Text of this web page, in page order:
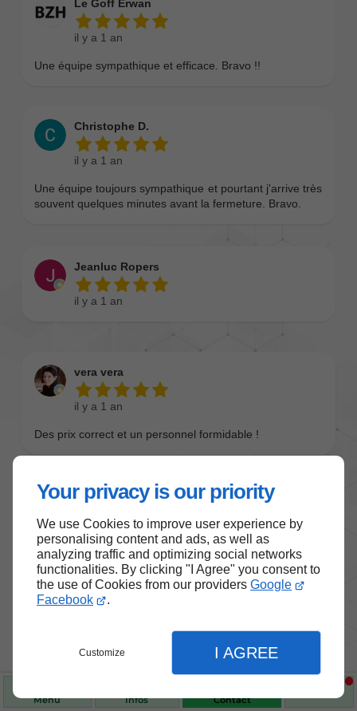
Your privacy is our priority
We use Cookies to improve user experience by
personalising content and ads, as well as
analyzing traffic and optimizing social networks
functionalities. By clicking "I Agree" you consent to
the use of Cookies from our providers Google
Facebook
.
Customize I AGREE
Menu Infos Contact
Nos produits de santé et de